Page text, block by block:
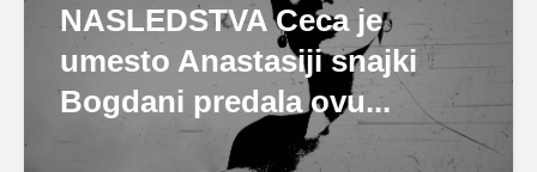
NASLEDSTVA Ceca je
umesto Anastasiji snajki
Bogdani predala ovu...